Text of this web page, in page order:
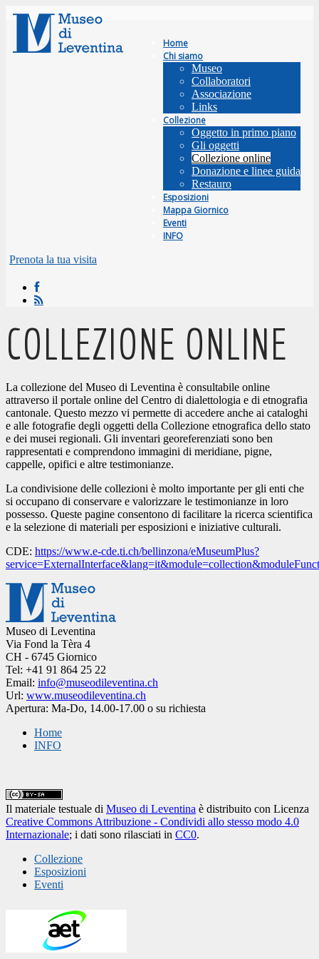
Home
Chi siamo
Museo
Collaboratori
Associazione
Links
Collezione
Oggetto in primo piano
Gli oggetti
Collezione online
Donazione e linee guida
Restauro
Esposizioni
Mappa Giornico
Eventi
INFO
Prenota la tua visita
COLLEZIONE ONLINE
La collezione del Museo di Leventina è consultabile online
attraverso il portale online del Centro di dialettologia e di etnografia
cantonale. Questo mezzo vi permette di accedere anche ai cataloghi
e alle fotografie degli oggetti della Collezione etnografica dello stato
e dei musei regionali. Gli inventari georeferenziati sono ben
rappresentati e comprendono immagini di meridiane, pigne,
cappelle, opifici e altre testimonianze.
La condivisione delle collezioni è molto importante per gli enti che
si occupano di conservare e valorizzare le testimonianze in loro
possesso. Queste pagine consentono di facilitare la ricerca scientifica
e la selezione di materiali per esposizioni e iniziative culturali.
CDE: https://www.e-cde.ti.ch/bellinzona/eMuseumPlus?
Museo di Leventina
Via Fond la Tèra 4
CH - 6745 Giornico
Tel: +41 91 864 25 22
Email: info@museodileventina.ch
Url: www.museodileventina.ch
Apertura: Ma-Do, 14.00-17.00 o su richiesta
Home
INFO
Il materiale testuale di Museo di Leventina è distribuito con Licenza
Creative Commons Attribuzione - Condividi allo stesso modo 4.0
Internazionale; i dati sono rilasciati in CC0.
Collezione
Esposizioni
Eventi